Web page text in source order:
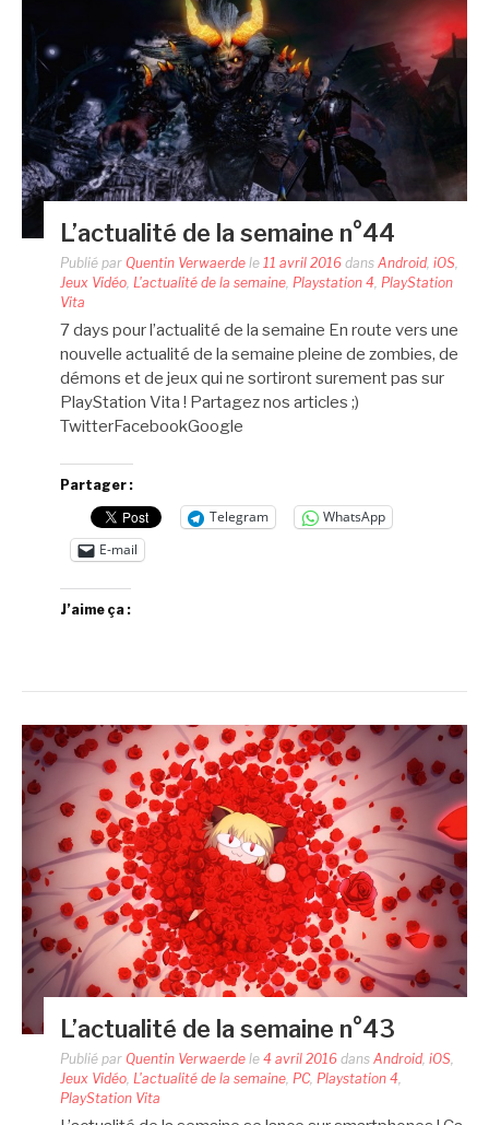
L’actualité de la semaine n°44
Publié par Quentin Verwaerde le 11 avril 2016 dans Android, iOS,
Jeux Vidéo, L'actualité de la semaine, Playstation 4, PlayStation
Vita
7 days pour l’actualité de la semaine En route vers une
nouvelle actualité de la semaine pleine de zombies, de
démons et de jeux qui ne sortiront surement pas sur
PlayStation Vita ! Partagez nos articles ;)
TwitterFacebookGoogle
Partager :
Telegram
WhatsApp
E-mail
J’aime ça :
L’actualité de la semaine n°43
Publié par Quentin Verwaerde le 4 avril 2016 dans Android, iOS,
Jeux Vidéo, L'actualité de la semaine, PC, Playstation 4,
PlayStation Vita